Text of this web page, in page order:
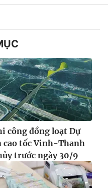
công đồng loạt Dự
cao tốc Vinh-Thanh
trước ngày 30/9